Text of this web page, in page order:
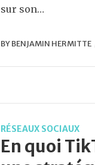
sur son…
BYBENJAMIN HERMITTE
RÉSEAUX SOCIAUX
En quoi